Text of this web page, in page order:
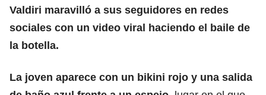
Valdiri maravilló a sus seguidores en redes
sociales con un video viral haciendo el baile de
la botella.
La joven aparece con un bikini rojo y una salida